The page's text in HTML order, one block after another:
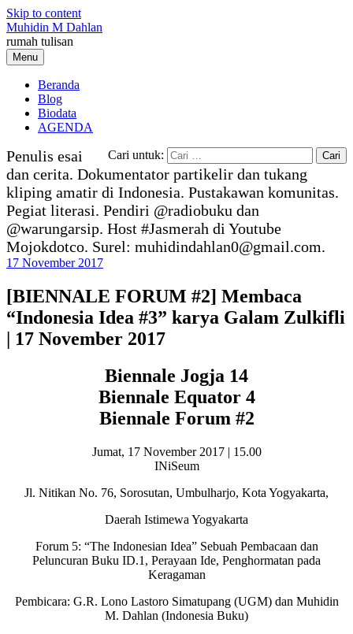
Skip to content
Muhidin M Dahlan
rumah tulisan
Menu
Beranda
Blog
Biodata
AGENDA
Cari untuk:
Penulis esai
dan cerita. Dokumentator partikelir dan tukang
kliping amatir di Indonesia. Pustakawan komunitas.
Pegiat literasi. Pendiri @radiobuku dan
@warungarsip. Host #Jasmerah di Youtube
Mojokdotco. Surel: muhidindahlan0@gmail.com.
17 November 2017
[BIENNALE FORUM #2] Membaca
“Indonesia Idea #3” karya Galam Zulkifli
| 17 November 2017
Biennale Jogja 14
Biennale Equator 4
Biennale Forum #2
Jumat, 17 November 2017 | 15.00
INiSeum
Jl. Nitikan No. 76, Sorosutan, Umbulharjo, Kota Yogyakarta,
Daerah Istimewa Yogyakarta
Forum 5: “The Indonesian Idea” Sebuah Pembacaan dan
Peluncuran Buku ID.1, Perayaan Ide, Penghormatan pada
Keragaman
Pembicara: G.R. Lono Lastoro Simatupang (UGM) dan Muhidin
M. Dahlan (Indonesia Buku)